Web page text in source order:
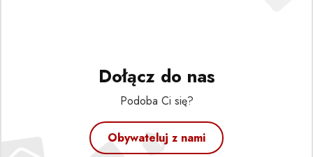
Dołącz do nas
Podoba Ci się?
Obywateluj z nami